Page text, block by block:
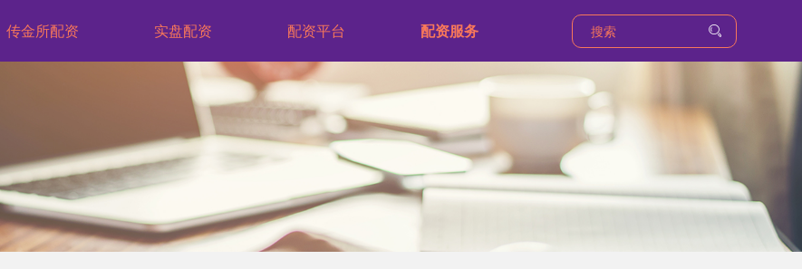
传金所配资 实盘配资 配资平台 配资服务